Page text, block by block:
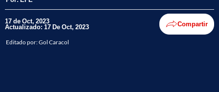
17 de Oct, 2023
Actualizado: 17 De Oct, 2023 Compartir
Editado por:Gol Caracol